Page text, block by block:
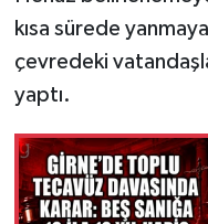
kısa sürede
çevredeki
yaptı.